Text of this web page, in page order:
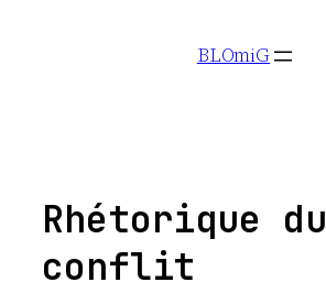
BLOmiG
Rhétorique du
conflit